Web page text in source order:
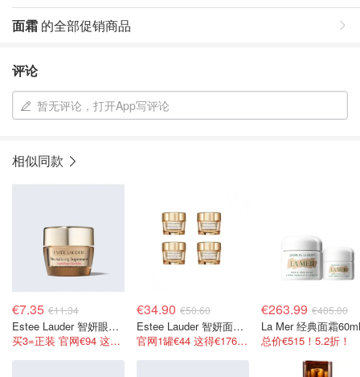
面霜 的全部促销商品
评论
暂无评论，打开App写评论
相似同款
€7.35 €11.34
Estee Lauder 智妍眼霜 5ml
买3=正装 官网€94 这里2.3折
€34.90 €50.60
Estee Lauder 智妍面霜15ml x 4
官网1罐€44 这得€176了！
€263.99 €405.00
总价€515！5.2折！